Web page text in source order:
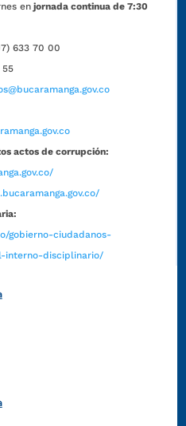
en jornada continua de 7:30
633 70 00
55
actos de corrupción:
gobierno-ciudadanos-
interno-disciplinario/